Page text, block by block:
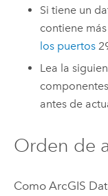
Si tiene un
contiene
los puertos
Lea la
antes de
Orden de
Como ArcGIS